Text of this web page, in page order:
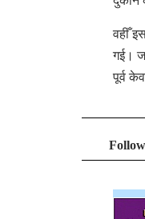
वहीँ
गई।
पूर्व